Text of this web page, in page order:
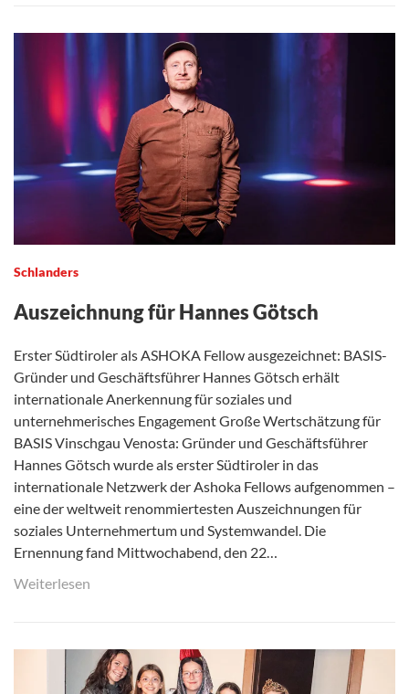
Schlanders
Auszeichnung für Hannes Götsch
Erster Südtiroler als ASHOKA Fellow ausgezeichnet: BASIS-
Gründer und Geschäftsführer Hannes Götsch erhält
internationale Anerkennung für soziales und
unternehmerisches Engagement Große Wertschätzung für
BASIS Vinschgau Venosta: Gründer und Geschäftsführer
Hannes Götsch wurde als erster Südtiroler in das
internationale Netzwerk der Ashoka Fellows aufgenommen –
eine der weltweit renommiertesten Auszeichnungen für
soziales Unternehmertum und Systemwandel. Die
Ernennung fand Mittwochabend, den 22…
Weiterlesen